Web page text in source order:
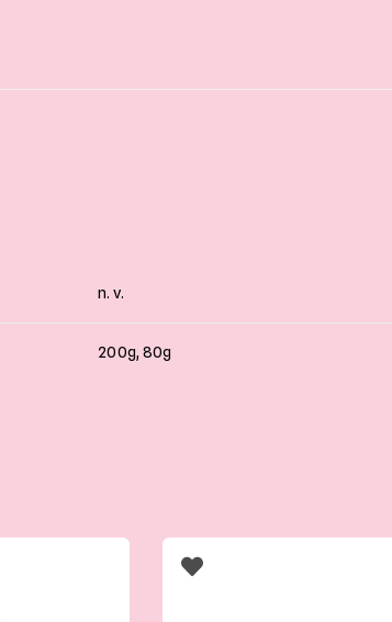
n. v.
200g, 80g